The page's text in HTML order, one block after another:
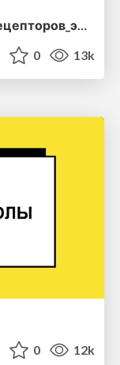
Фокин._Пептидные_агонисты_рецепторов_эритропоэтина.pdf
0 13k
0 12k